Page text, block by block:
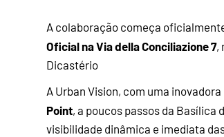
A colaboração começa
Oficial na Via della Conciliazione 7,
Dicastério
A Urban Vision, com uma
Point, a poucos passos da Basílica
visibilidade dinâmica e imediata